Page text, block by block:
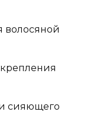
волосяной
сияющего